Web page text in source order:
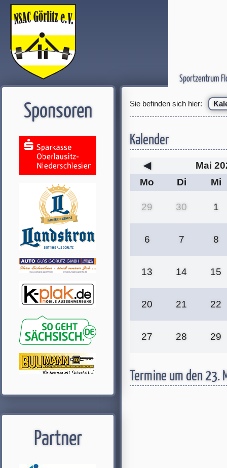
Sportzentrum
Sie befinden sich hier:
Kalender
◀
Mai
Mo
Di Mi
29 30 1
6 7 8
13 14 15
20 21 22
27 28 29
Termine um den 23.
Sponsoren
Partner